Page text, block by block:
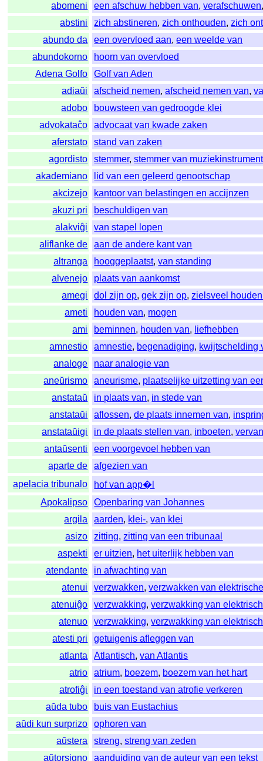
abomeni
een afschuw hebben van,verafschuwen
abstini
zich abstineren,zich onthouden,zich
abundo da
een overvloed aan,een weelde van
abundokorno
hoorn van overvloed
Adena Golfo
Golf van Aden
adiaŭi
afscheid nemen,afscheid nemen van,
adobo
bouwsteen van gedroogde klei
advokataĉo
advocaat van kwade zaken
aferstato
stand van zaken
agordisto
stemmer,stemmer van muziekinstrument
akademiano
lid van een geleerd genootschap
akcizejo
kantoor van belastingen en accijnzen
akuzi pri
beschuldigen van
alakviĝi
van stapel lopen
aliflanke de
aan de andere kant van
altranga
hooggeplaatst,van standing
alvenejo
plaats van aankomst
amegi
dol zijn op,gek zijn op,zielsveel
ameti
houden van, mogen
ami
beminnen, houden van, liefhebben
amnestio
amnestie, begenadiging, kwijtschelding
analoge
naar analogie van
aneŭrismo
aneurisme, plaatselijke uitzetting van
anstataŭ
in plaats van, in stede van
anstataŭi
aflossen,de plaats innemen van,
anstataŭigi
in de plaats stellen van, inboeten,
antaŭsenti
een voorgevoel hebben van
aparte de
afgezien van
apelacia tribunalo
hof van app�l
Apokalipso
Openbaring van Johannes
argila
aarden, klei-,van klei
asizo
zitting,zitting van een tribunaal
aspekti
er uitzien, het uiterlijk hebben van
atendante
in afwachting van
atenui
verzwakken,verzwakken van
atenuiĝo
verzwakking,verzwakking van
atenuo
verzwakking,verzwakking van
atesti pri
getuigenis afleggen van
atlanta
Atlantisch,van Atlantis
atrio
atrium, boezem, boezem van het hart
atrofiĝi
in een toestand van atrofie verkeren
aŭda tubo
buis van Eustachius
aŭdi kun surprizo
ophoren van
aŭstera
streng,streng van zeden
aŭtorsigno
aanduiding van de auteur van een tekst